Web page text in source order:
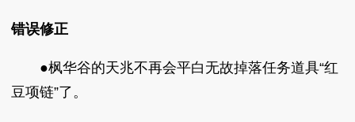
错误修正
●枫华谷的天兆不再会平白无故掉落任务道具“红
豆项链”了。